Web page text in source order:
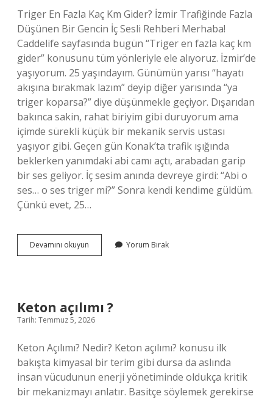
Triger En Fazla Kaç Km Gider? İzmir Trafiğinde Fazla
Düşünen Bir Gencin İç Sesli Rehberi Merhaba!
Caddelife sayfasında bugün “Triger en fazla kaç km
gider” konusunu tüm yönleriyle ele alıyoruz. İzmir’de
yaşıyorum. 25 yaşındayım. Günümün yarısı “hayatı
akışına bırakmak lazım” deyip diğer yarısında “ya
triger koparsa?” diye düşünmekle geçiyor. Dışarıdan
bakınca sakin, rahat biriyim gibi duruyorum ama
içimde sürekli küçük bir mekanik servis ustası
yaşıyor gibi. Geçen gün Konak’ta trafik ışığında
beklerken yanımdaki abi camı açtı, arabadan garip
bir ses geliyor. İç sesim anında devreye girdi: “Abi o
ses… o ses triger mi?” Sonra kendi kendime güldüm.
Çünkü evet, 25…
Devamını okuyun
en
?
Yorum Bırak
Keton açılımı ?
Tarih: Temmuz 5, 2026
Keton Açılımı? Nedir? Keton açılımı? konusu ilk
bakışta kimyasal bir terim gibi dursa da aslında
insan vücudunun enerji yönetiminde oldukça kritik
bir mekanizmayı anlatır. Basitçe söylemek gerekirse